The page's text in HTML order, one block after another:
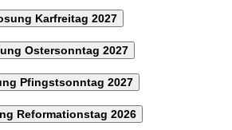
Karfreitag 2027
Ostersonntag 2027
Pfingstsonntag 2027
Reformationstag 2026